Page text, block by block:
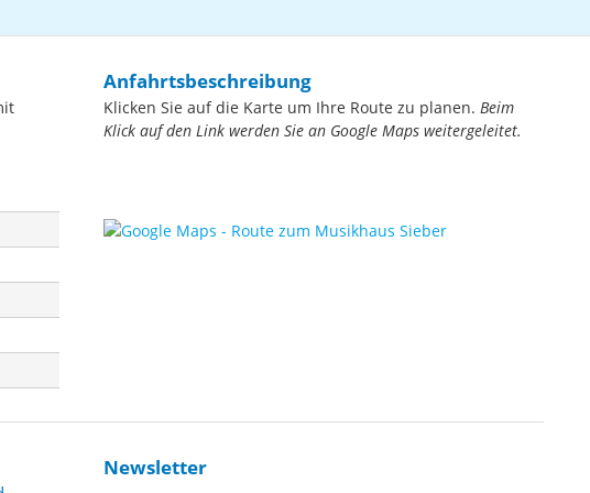
Anfahrtsbeschreibung
Klicken Sie auf die Karte um Ihre Route zu planen. Beim
Klick auf den Link werden Sie an Google Maps weitergeleitet.
Newsletter